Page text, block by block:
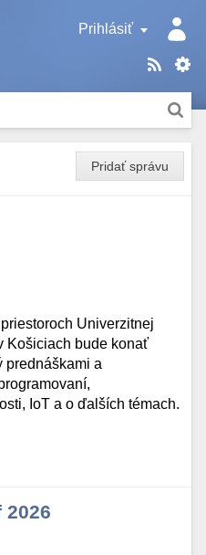
Prihlásiť
Pridať správu
Univerzitnej
Košiciach bude konať
prednáškami a
IoT a o ďalších témach.
2026